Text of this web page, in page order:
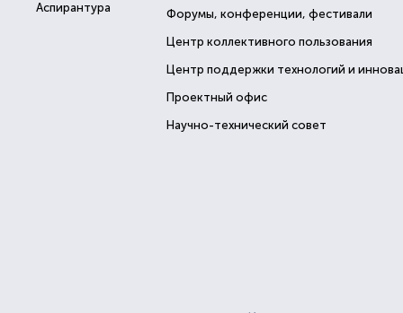
Аспирантура Форумы, конференции, фестивали
Центр коллективного пользования
Центр поддержки технологий и
Проектный офис
Научно-технический совет